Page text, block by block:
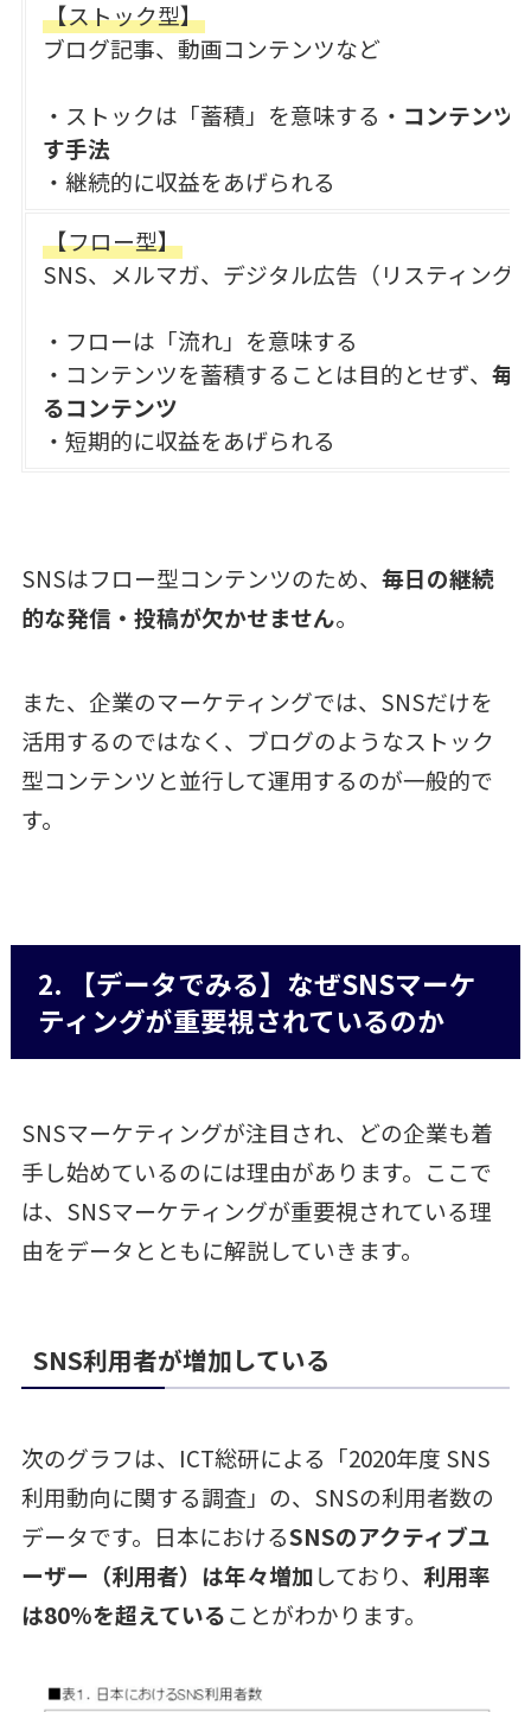
【ストック型】
ブログ記事、動画コンテンツなど
・ストックは「蓄積」を意味する・ コンテンツ
す手法
・継続的に収益をあげられる
【フロー型】
SNS、メルマガ、デジタル広告（リスティング
・フローは「流れ」を意味する
・コンテンツを蓄積することは目的とせず、毎
るコンテンツ
・短期的に収益をあげられる
SNSはフロー型コンテンツのため、 毎日の継続
的な発信・投稿が欠かせません。
また、企業のマーケティングでは、SNSだけを
活用するのではなく、ブログのようなストック
型コンテンツと並行して運用するのが一般的で
す。
2. 【データでみる】なぜSNSマーケ
ティングが重要視されているのか
SNSマーケティングが注目され、どの企業も着
手し始めているのには理由があります。ここで
は、SNSマーケティングが重要視されている理
由をデータとともに解説していきます。
SNS利用者が増加している
次のグラフは、ICT総研による「2020年度 SNS
利用動向に関する調査」の、SNSの利用者数の
データです。日本におけるSNSのアクティブユ
ーザー（利用者）は年々増加しており、 利用率
は80%を超えていることがわかります。